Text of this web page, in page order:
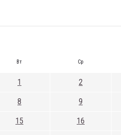
Вт Ср
1 2
8 9
15 16